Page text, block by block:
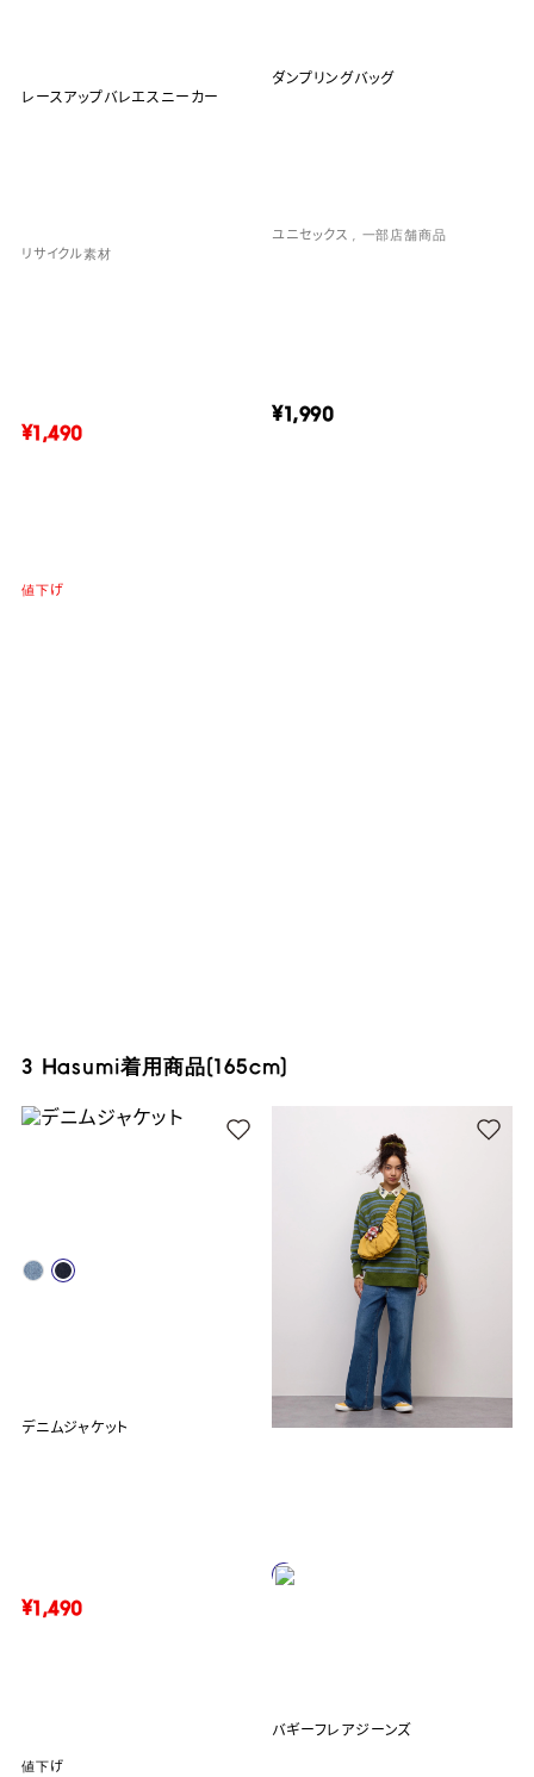
レースアップバレエスニーカー
リサイクル素材
¥1,490
値下げ
ダンプリングバッグ
ユニセックス 一部店舗商品
¥1,990
3 Hasumi着用商品(165cm)
デニムジャケット
¥1,490
値下げ
バギーフレアジーンズ